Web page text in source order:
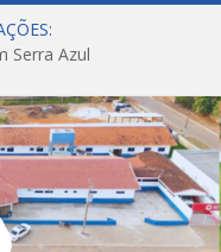
Serra Azul